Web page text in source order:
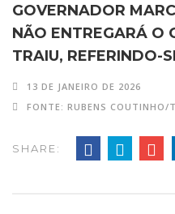
GOVERNADOR
NÃO ENTREGARÁ O
TRAIU, REFERINDO-
13 DE JANEIRO DE 2026
FONTE: RUBENS COUTINHO/
SHARE: